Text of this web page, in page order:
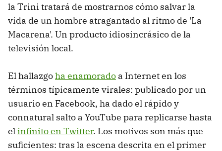
la Trini tratará de mostrarnos cómo salvar la
vida de un hombre atragantado al ritmo de 'La
Macarena'. Un producto idiosincrásico de la
televisión local.
El hallazgoha enamorado a Internet en los
términos típicamente virales: publicado por un
usuario en Facebook, ha dado el rápido y
connatural salto a YouTube para replicarse hasta
elinfinito en Twitter. Los motivos son más que
suficientes: tras la escena descrita en el primer